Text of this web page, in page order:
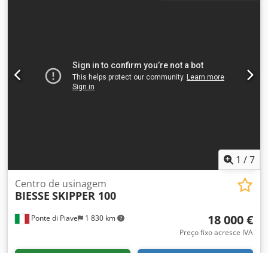
saída. Estado de conservação muito bom! Totalmente
funcional. Sistema automático de lubrificação centralizada
e capotas de extração. Completo com barreiras de
1 /7
Ponte di Piave 1 830 km
Centro de usinagem
BIESSE SKIPPER 100
18 000 €
Preço fixo acresce IVA